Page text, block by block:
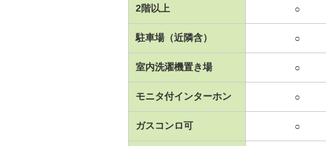
2階以上 ○
駐車場（近隣含） ○
室内洗濯機置き場 ○
モニタ付インターホン ○
ガスコンロ可 ○